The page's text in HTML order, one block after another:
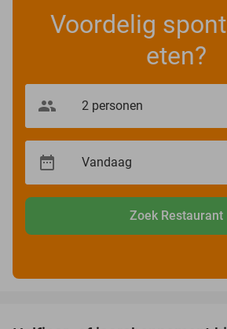
Voordelig
eten?
Zoek Restaurant